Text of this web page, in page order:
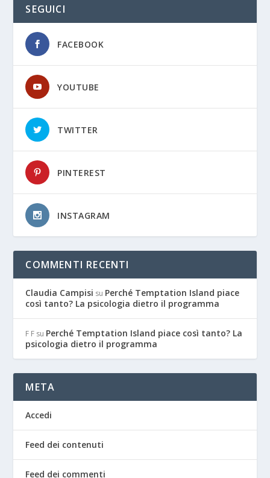
SEGUICI
FACEBOOK
YOUTUBE
TWITTER
PINTEREST
INSTAGRAM
COMMENTI RECENTI
Claudia Campisi su Perché Temptation Island piace
così tanto? La psicologia dietro il programma
F F su Perché Temptation Island piace così tanto? La
psicologia dietro il programma
META
Accedi
Feed dei contenuti
Feed dei commenti